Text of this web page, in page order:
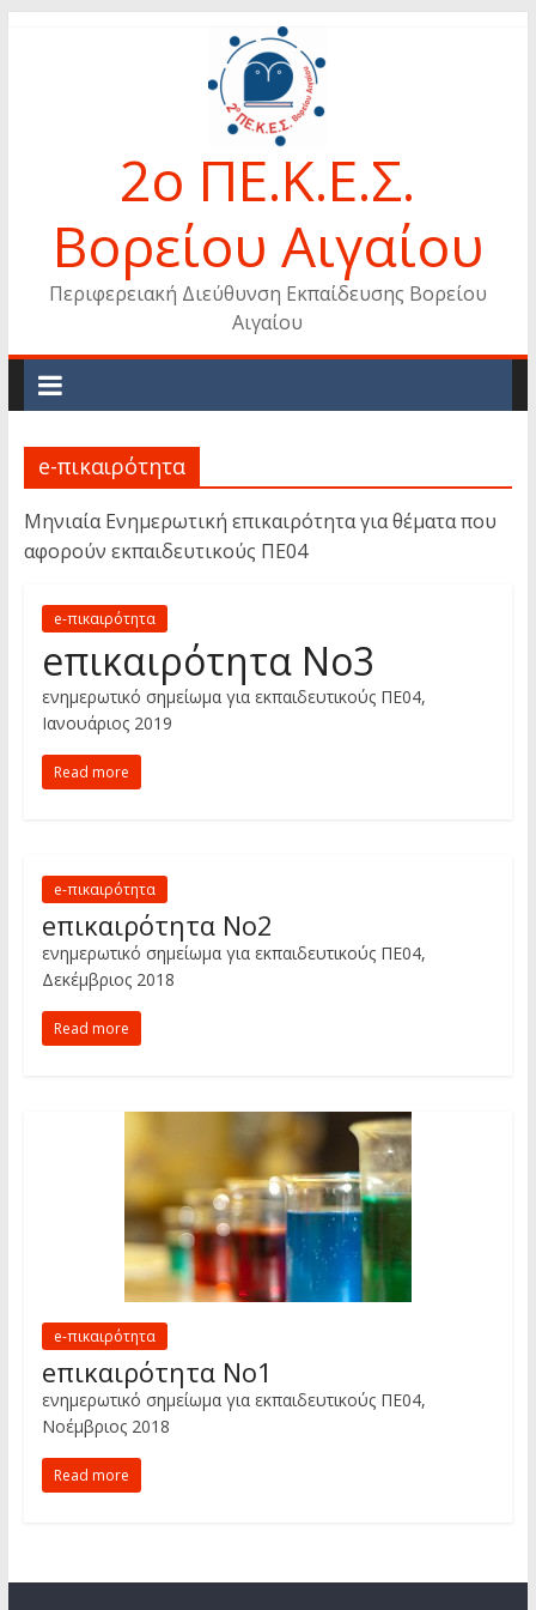
2ο ΠΕ.Κ.Ε.Σ.
Βορείου Αιγαίου
Περιφερειακή Διεύθυνση Εκπαίδευσης Βορείου
Αιγαίου
e-πικαιρότητα
Μηνιαία Ενημερωτική επικαιρότητα για θέματα που
αφορούν εκπαιδευτικούς ΠΕ04
e-πικαιρότητα
eπικαιρότητα Νο3
ενημερωτικό σημείωμα για εκπαιδευτικούς ΠΕ04,
Ιανουάριος 2019
Read more
e-πικαιρότητα
eπικαιρότητα Νο2
ενημερωτικό σημείωμα για εκπαιδευτικούς ΠΕ04,
Δεκέμβριος 2018
Read more
e-πικαιρότητα
eπικαιρότητα Νο1
ενημερωτικό σημείωμα για εκπαιδευτικούς ΠΕ04,
Νοέμβριος 2018
Read more